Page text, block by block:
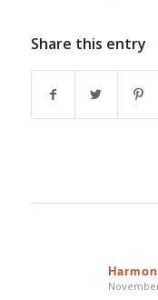
Share this entry
says: